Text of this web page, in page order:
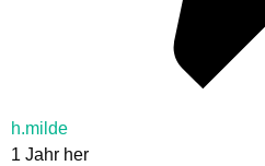
h.milde
1 Jahr her